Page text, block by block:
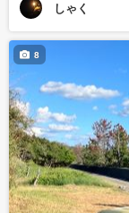
しゃく
8